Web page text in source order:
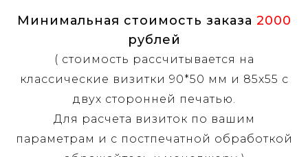
Минимальная стоимость заказа 2000
рублей
( стоимость рассчитывается на
классические визитки 90*50 мм и 85х55 с
двух сторонней печатью.
Для расчета визиток по вашим
параметрам и с постпечатной обработкой